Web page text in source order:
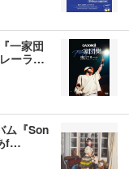
一家団
ーラ…
ム『Son
f…